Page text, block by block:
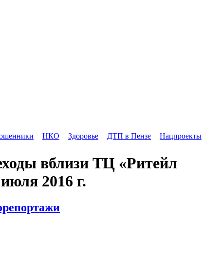
НКО Здоровье ДТП в Пензе Нацпроекты
вблизи ТЦ «Ритейл
2016 г.